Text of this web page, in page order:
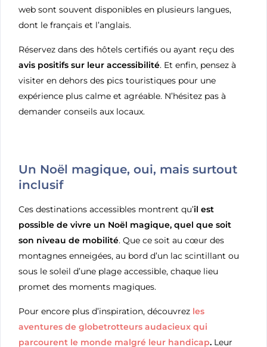
web sont souvent disponibles en plusieurs langues,
dont le français et l’anglais.
Réservez dans des hôtels certifiés ou ayant reçu des
avis positifs sur leur accessibilité. Et enfin, pensez à
visiter en dehors des pics touristiques pour une
expérience plus calme et agréable. N’hésitez pas à
demander conseils aux locaux.
Un Noël magique, oui, mais surtout
inclusif
Ces destinations accessibles montrent qu’il est
possible de vivre un Noël magique, quel que soit
son niveau de mobilité. Que ce soit au cœur des
montagnes enneigées, au bord d’un lac scintillant ou
sous le soleil d’une plage accessible, chaque lieu
promet des moments magiques.
Pour encore plus d’inspiration, découvrez les
aventures de globetrotteurs audacieux qui
parcourent le monde malgré leur handicap. Leur